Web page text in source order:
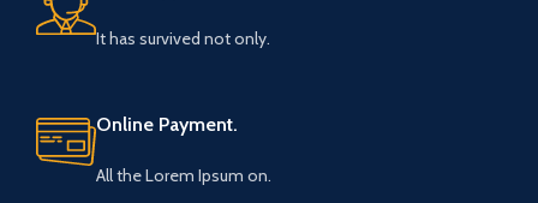
It has survived not only.
Online Payment.
All the Lorem Ipsum on.